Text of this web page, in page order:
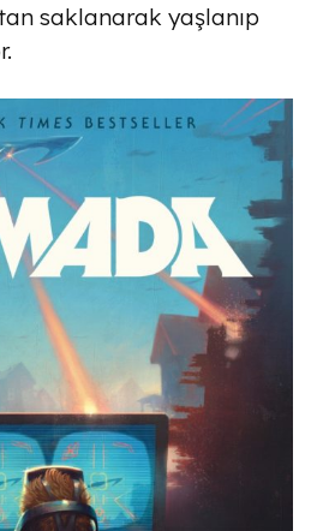
saklanarak yaşlanıp